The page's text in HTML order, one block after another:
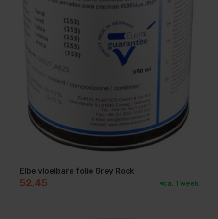
Elbe vloeibare folie Grey Rock
52,45 ca. 1 week